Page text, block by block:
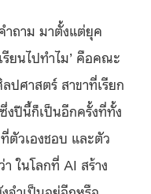
ำถาม มาตั้งแต่ยุค
ยนไปทำไม’ คือคณะ
ศาสตร์ สาขาที่เรียก
งปีนี้ก็เป็นอีกครั้งที่ทั้ง
ตัวเองชอบ และตัว
ในโลกที่ AI สร้าง